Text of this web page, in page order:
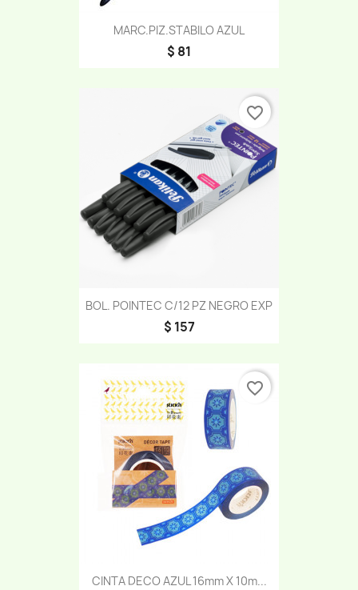
MARC.PIZ.STABILO AZUL
$ 81
BOL. POINTEC C/12 PZ NEGRO EXP
$ 157
favorite_border
CINTA DECO AZUL 16mm X 10m...
favorite_border